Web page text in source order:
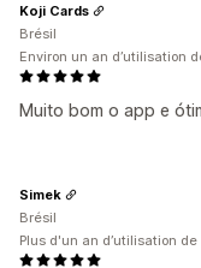
Muito bom o app e
Koji Cards
Brésil
Environ un an d’utilisation
Simek
Brésil
Plus d'un an d’utilisation de